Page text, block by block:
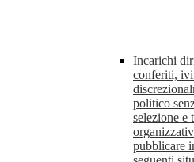
Incarichi
conferiti,
politico
selezione e
pubblicare